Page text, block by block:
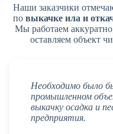
Наши заказчики
по выкачке ила и
Мы работаем
оставляем объект
Необходимо было
промышленном
выкачку осадка и
предприятия.